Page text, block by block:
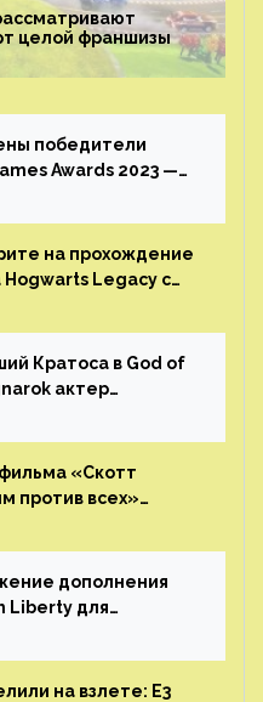
целой франшизы
победители
Awards 2023 —
шесть наград
на прохождение
Hogwarts Legacy с
показала первые
своего труда
Кратоса в God of
актер
прекратить
войны«Скотт
против всех»
Netflix
дополнения
Liberty для
на взлете: E3